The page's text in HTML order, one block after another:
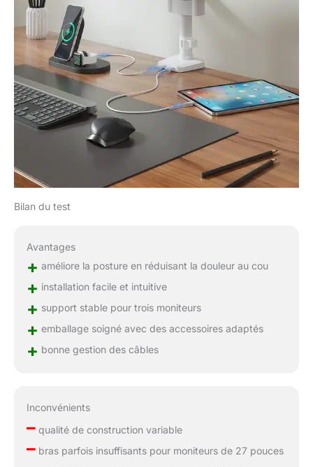
Bilan du test
Avantages
+ améliore la posture en réduisant la douleur au cou
+ installation facile et intuitive
+ support stable pour trois moniteurs
+ emballage soigné avec des accessoires adaptés
+ bonne gestion des câbles
Inconvénients
–qualité de construction variable
–bras parfois insuffisants pour moniteurs de 27 pouces